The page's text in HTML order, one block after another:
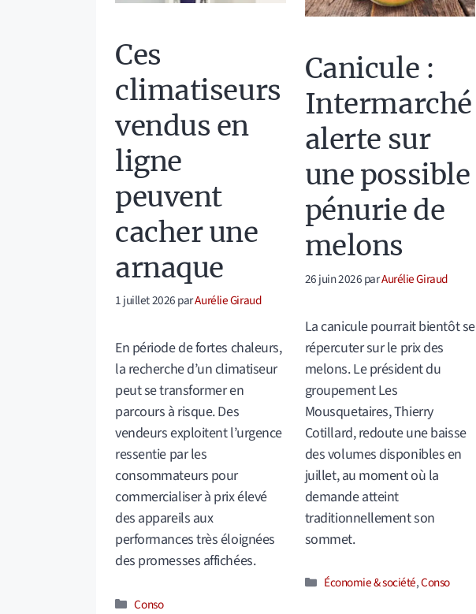
Ces
climatiseurs
vendus en
ligne
peuvent
cacher une
arnaque
1 juillet 2026parAurélie Giraud
En période de fortes chaleurs,
la recherche d’un climatiseur
peut se transformer en
parcours à risque. Des
vendeurs exploitent l’urgence
ressentie par les
consommateurs pour
commercialiser à prix élevé
des appareils aux
performances très éloignées
des promesses affichées.
Catégories
Conso
Canicule :
Intermarché
alerte sur
une possible
pénurie de
melons
26 juin 2026parAurélie Giraud
La canicule pourrait bientôt se
répercuter sur le prix des
melons. Le président du
groupement Les
Mousquetaires, Thierry
Cotillard, redoute une baisse
des volumes disponibles en
juillet, au moment où la
demande atteint
traditionnellement son
sommet.
Catégories
Économie & société,Conso